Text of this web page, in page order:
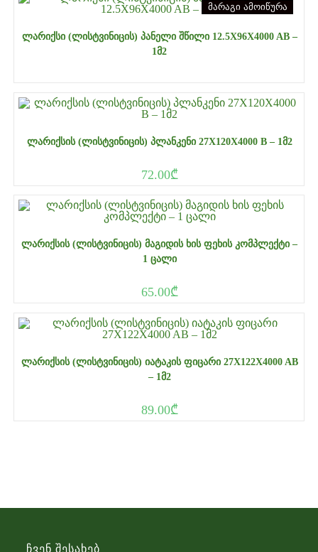
მარაგი ამოიწურა
ᲚᲐᲠᲘᲥᲡᲘ (ᲚᲘᲡᲢᲕᲘᲜᲘᲪᲘᲡ) ᲞᲐᲜᲔᲚᲘ ᲨᲬᲘᲚᲘ 12.5X96X4000 AB –
1Მ2
ᲚᲐᲠᲘᲥᲡᲘᲡ (ᲚᲘᲡᲢᲕᲘᲜᲘᲪᲘᲡ) ᲞᲚᲐᲜᲙᲔᲜᲘ 27X120X4000 B – 1Მ2
72.00₾
ᲚᲐᲠᲘᲥᲡᲘᲡ (ᲚᲘᲡᲢᲕᲘᲜᲘᲪᲘᲡ) ᲛᲐᲒᲘᲓᲘᲡ ᲮᲘᲡ ᲤᲔᲮᲘᲡ ᲙᲝᲛᲞᲚᲔᲥᲢᲘ –
1 ᲪᲐᲚᲘ
65.00₾
ᲚᲐᲠᲘᲥᲡᲘᲡ (ᲚᲘᲡᲢᲕᲘᲜᲘᲪᲘᲡ) ᲘᲐᲢᲐᲙᲘᲡ ᲤᲘᲪᲐᲠᲘ 27X122X4000 AB
– 1Მ2
89.00₾
Ჩვენ Შესახებ